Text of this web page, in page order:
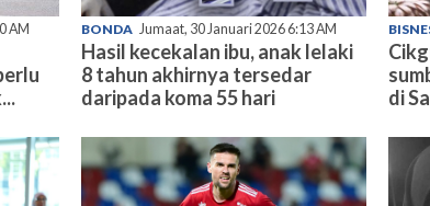
AM BONDA Jumaat, 30 Januari 2026 6:13 AM
Hasil kecekalan ibu, anak lelaki
8 tahun akhirnya tersedar
daripada koma 55 hari
di